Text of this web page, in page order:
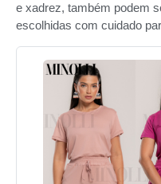
e xadrez, também podem
escolhidas com cuidado